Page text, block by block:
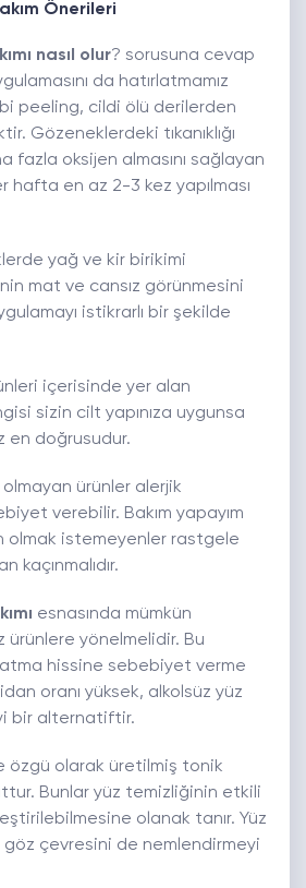
Önerileri
nasıl olur? sorusuna cevap
da hatırlatmamız
peeling, cildi ölü derilerden
Gözeneklerdeki tıkanıklığı
fazla oksijen almasını sağlayan
hafta en az 2-3 kez yapılması
yağ ve kir birikimi
mat ve cansız görünmesini
istikrarlı bir şekilde
içerisinde yer alan
sizin cilt yapınıza uygunsa
en doğrusudur.
ürünler alerjik
verebilir. Bakım yapayım
olmak istemeyenler rastgele
kaçınmalıdır.
esnasında mümkün
ürünlere yönelmelidir. Bu
hissine sebebiyet verme
oranı yüksek, alkolsüz yüz
bir alternatiftir.
özgü olarak üretilmiş tonik
Bunlar yüz temizliğinin etkili
olanak tanır. Yüz
çevresini de nemlendirmeyi